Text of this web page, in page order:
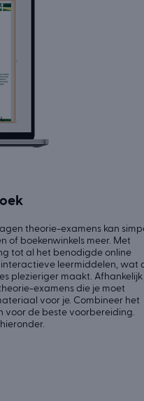
theorie-examens kan
of boekenwinkels meer. Met
tot al het benodigde online
leermiddelen, wat
plezieriger maakt. Afhankelijk
examens die je moet
voor je. Combineer het
voor de beste voorbereiding.